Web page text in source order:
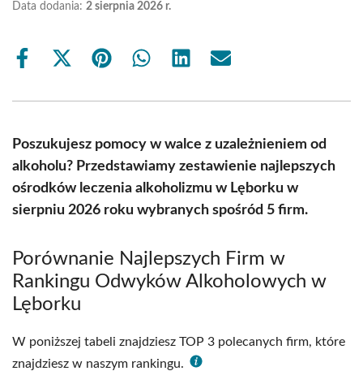
Data dodania: 2 sierpnia 2026 r.
Share
Share
(Twitter)
Share Share Share Share
Poszukujesz pomocy w walce z uzależnieniem od
alkoholu? Przedstawiamy zestawienie najlepszych
ośrodków leczenia alkoholizmu w Lęborku w
sierpniu 2026 roku wybranych spośród 5 firm.
Porównanie Najlepszych Firm w
Rankingu Odwyków Alkoholowych w
Lęborku
W poniższej tabeli znajdziesz TOP 3 polecanych firm, które
znajdziesz w naszym rankingu.